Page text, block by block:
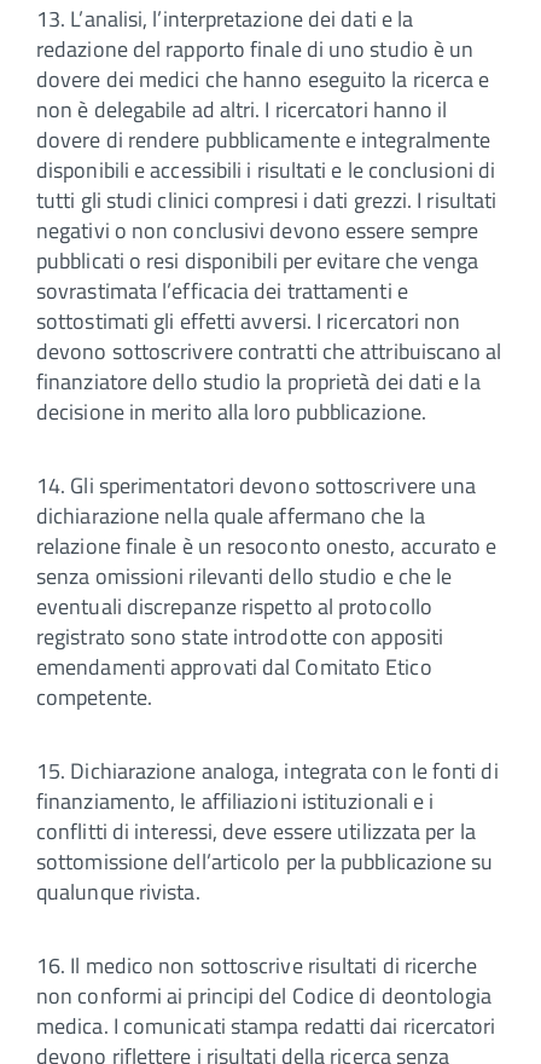
13. L’analisi, l’interpretazione dei dati e la
redazione del rapporto finale di uno studio è un
dovere dei medici che hanno eseguito la ricerca e
non è delegabile ad altri. I ricercatori hanno il
dovere di rendere pubblicamente e integralmente
disponibili e accessibili i risultati e le conclusioni di
tutti gli studi clinici compresi i dati grezzi. I risultati
negativi o non conclusivi devono essere sempre
pubblicati o resi disponibili per evitare che venga
sovrastimata l’efficacia dei trattamenti e
sottostimati gli effetti avversi. I ricercatori non
devono sottoscrivere contratti che attribuiscano al
finanziatore dello studio la proprietà dei dati e la
decisione in merito alla loro pubblicazione.
14. Gli sperimentatori devono sottoscrivere una
dichiarazione nella quale affermano che la
relazione finale è un resoconto onesto, accurato e
senza omissioni rilevanti dello studio e che le
eventuali discrepanze rispetto al protocollo
registrato sono state introdotte con appositi
emendamenti approvati dal Comitato Etico
competente.
15. Dichiarazione analoga, integrata con le fonti di
finanziamento, le affiliazioni istituzionali e i
conflitti di interessi, deve essere utilizzata per la
sottomissione dell’articolo per la pubblicazione su
qualunque rivista.
16. Il medico non sottoscrive risultati di ricerche
non conformi ai principi del Codice di deontologia
medica. I comunicati stampa redatti dai ricercatori
devono riflettere i risultati della ricerca senza